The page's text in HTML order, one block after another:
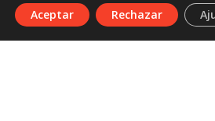
La participación está abierta hasta
Aceptar
Rechazar